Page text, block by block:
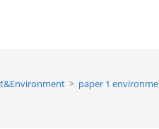
> paper 1